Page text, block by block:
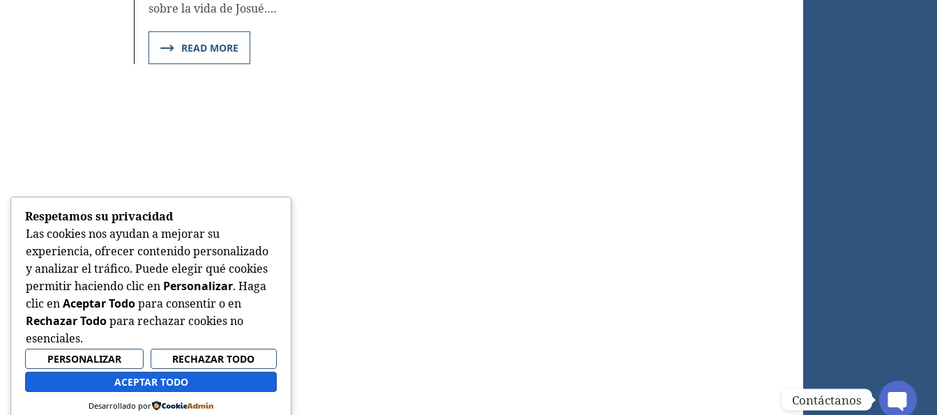
sobre la vida de Josué.…
READ MORE
Respetamos su privacidad
Las cookies nos ayudan a mejorar su
experiencia, ofrecer contenido personalizado
y analizar el tráfico. Puede elegir qué cookies
permitir haciendo clic en Personalizar. Haga
clic enAceptar Todopara consentir o en
Rechazar Todopara rechazar cookies no
esenciales.
PERSONALIZAR
RECHAZAR TODO
ACEPTAR TODO
Desarrollado por Contáctanos